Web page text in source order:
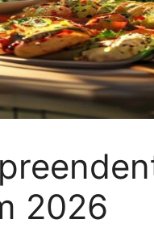
2026